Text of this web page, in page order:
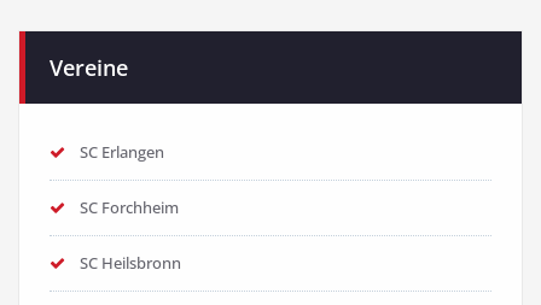
Vereine
SC Erlangen
SC Forchheim
SC Heilsbronn